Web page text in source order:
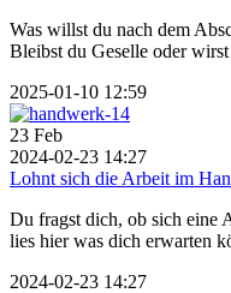
Was willst du nach dem
Bleibst du Geselle oder
2025-01-10 12:59
23 Feb
2024-02-23 14:27
Lohnt sich die Arbeit im
Du fragst dich, ob sich eine
lies hier was dich erwarten
2024-02-23 14:27